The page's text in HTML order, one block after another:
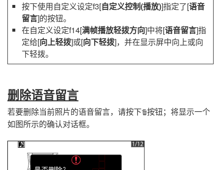
按下使用自定义设定f3[自定义控制(播放)]指定了[语音
留言]的按钮。
在自定义设定f14[满帧播放轻拨方向]中将[语音留言]指
定给[向上轻拨]或[向下轻拨]，并在显示屏中向上或向
下轻拨。
删除语音留言
若要删除当前照片的语音留言，请按下O按钮；将显示一个
如图所示的确认对话框。